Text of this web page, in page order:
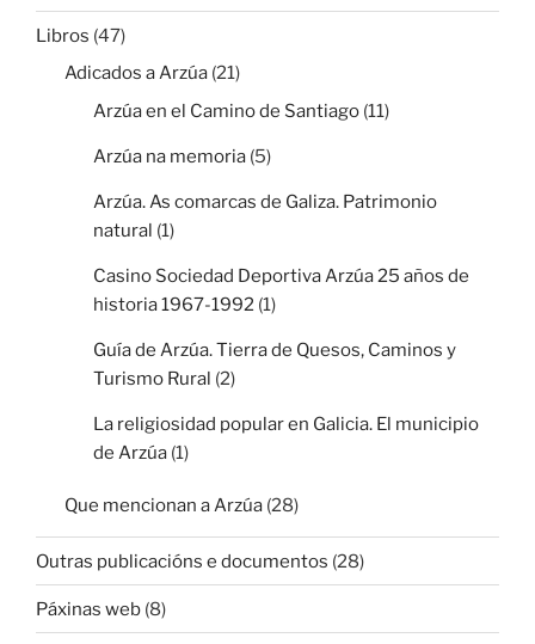
Libros (47)
Adicados a Arzúa (21)
Arzúa en el Camino de Santiago (11)
Arzúa na memoria (5)
Arzúa. As comarcas de Galiza. Patrimonio
natural (1)
Casino Sociedad Deportiva Arzúa 25 años de
historia 1967-1992 (1)
Guía de Arzúa. Tierra de Quesos, Caminos y
Turismo Rural (2)
La religiosidad popular en Galicia. El municipio
de Arzúa (1)
Que mencionan a Arzúa (28)
Outras publicacións e documentos (28)
Páxinas web (8)